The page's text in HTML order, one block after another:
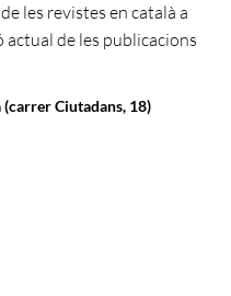
les revistes en català a
actual de les publicacions
(carrer Ciutadans, 18)